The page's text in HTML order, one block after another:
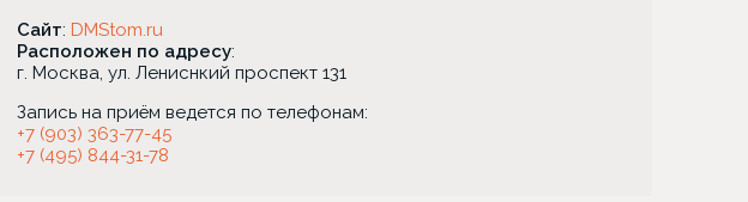
Сайт: DMStom.ru
Расположен по адресу:
г. Москва, ул. Лениснкий проспект 131
Запись на приём ведется по телефонам:
+7 (903) 363-77-45
+7 (495) 844-31-78